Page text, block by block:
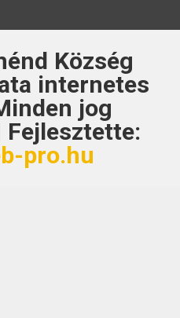
Község
internetes
jog
pro.hu